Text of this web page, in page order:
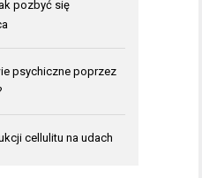
pozbyć się
psychiczne poprzez
cellulitu na udach